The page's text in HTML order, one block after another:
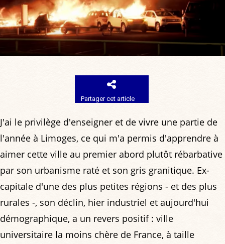
Partager cet article
J'ai le privilège d'enseigner et de vivre une partie de
l'année à Limoges, ce qui m'a permis d'apprendre à
aimer cette ville au premier abord plutôt rébarbative
par son urbanisme raté et son gris granitique. Ex-
capitale d'une des plus petites régions - et des plus
rurales -, son déclin, hier industriel et aujourd'hui
démographique, a un revers positif : ville
universitaire la moins chère de France, à taille